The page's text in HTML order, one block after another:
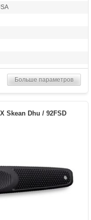
Больше параметров
Skean Dhu / 92FSD